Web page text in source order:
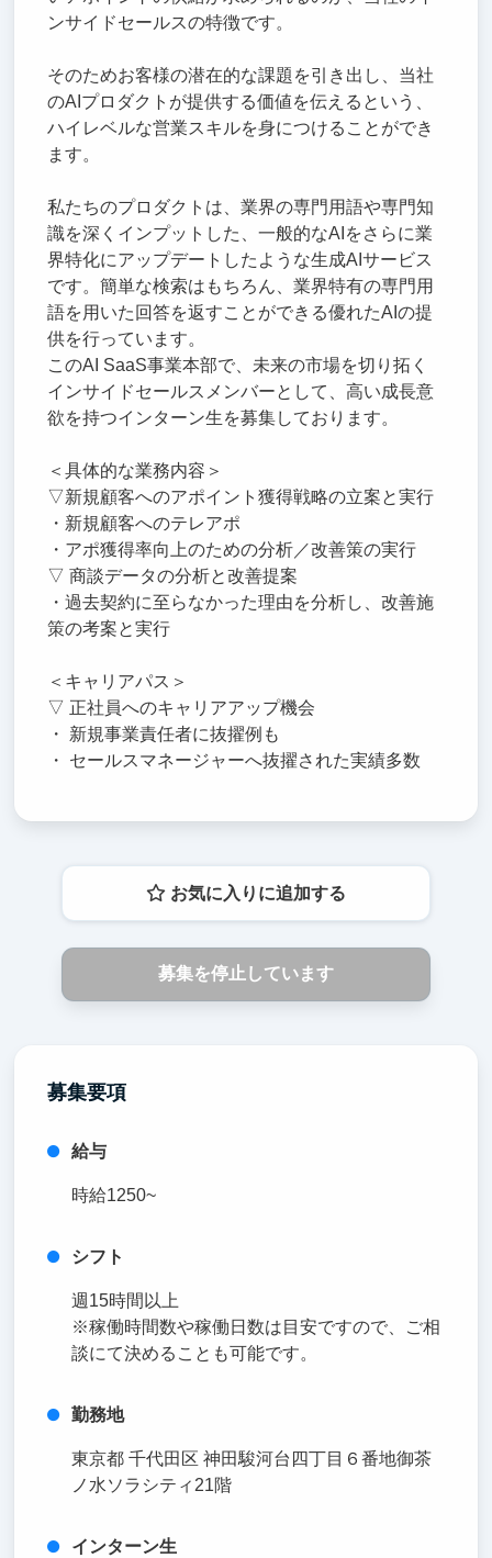
ンサイドセールスの特徴です。
そのためお客様の潜在的な課題を引き出し、当社
のAIプロダクトが提供する価値を伝えるという、
ハイレベルな営業スキルを身につけることができ
ます。
私たちのプロダクトは、業界の専門用語や専門知
識を深くインプットした、一般的なAIをさらに業
界特化にアップデートしたような生成AIサービス
です。簡単な検索はもちろん、業界特有の専門用
語を用いた回答を返すことができる優れたAIの提
供を行っています。
このAI SaaS事業本部で、未来の市場を切り拓く
インサイドセールスメンバーとして、高い成長意
欲を持つインターン生を募集しております。
＜具体的な業務内容＞
▽新規顧客へのアポイント獲得戦略の立案と実行
・新規顧客へのテレアポ
・アポ獲得率向上のための分析／改善策の実行
▽ 商談データの分析と改善提案
・過去契約に至らなかった理由を分析し、改善施
策の考案と実行
＜キャリアパス＞
▽ 正社員へのキャリアアップ機会
・ 新規事業責任者に抜擢例も
・ セールスマネージャーへ抜擢された実績多数
お気に入りに追加する
募集を停止しています
募集要項
給与
時給1250~
シフト
週15時間以上
※稼働時間数や稼働日数は目安ですので、ご相
談にて決めることも可能です。
勤務地
東京都 千代田区 神田駿河台四丁目６番地御茶
ノ水ソラシティ21階
インターン生